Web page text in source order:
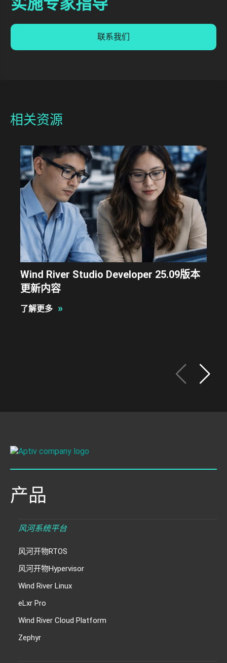
联系我们
相关资源
Wind River Studio Developer 25.09版本
更新内容
了解更多 »
产品
风河系统平台
风河开物RTOS
风河开物Hypervisor
Wind River Linux
eLxr Pro
Wind River Cloud Platform
Zephyr